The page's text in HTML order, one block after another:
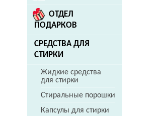
ОТДЕЛ
ПОДАРКОВ
СРЕДСТВА ДЛЯ
СТИРКИ
Жидкие средства
для стирки
Стиральные порошки
Капсулы для стирки